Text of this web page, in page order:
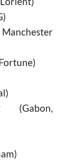
(Gabon,